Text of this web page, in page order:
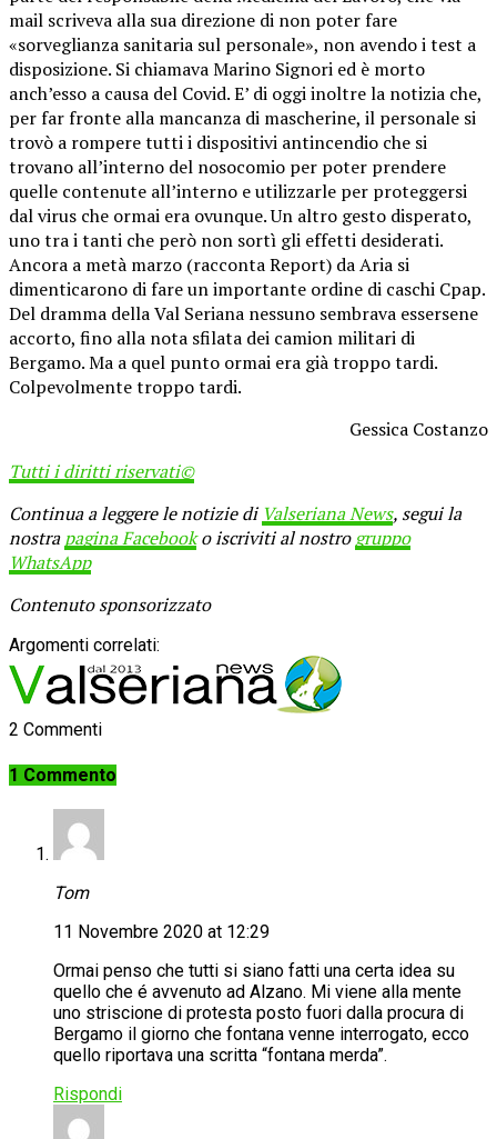
mail scriveva alla sua direzione di non poter fare
«sorveglianza sanitaria sul personale», non avendo i test a
disposizione. Si chiamava Marino Signori ed è morto
anch’esso a causa del Covid. E’ di oggi inoltre la notizia che,
per far fronte alla mancanza di mascherine, il personale si
trovò a rompere tutti i dispositivi antincendio che si
trovano all’interno del nosocomio per poter prendere
quelle contenute all’interno e utilizzarle per proteggersi
dal virus che ormai era ovunque. Un altro gesto disperato,
uno tra i tanti che però non sortì gli effetti desiderati.
Ancora a metà marzo (racconta Report) da Aria si
dimenticarono di fare un importante ordine di caschi Cpap.
Del dramma della Val Seriana nessuno sembrava essersene
accorto, fino alla nota sfilata dei camion militari di
Bergamo. Ma a quel punto ormai era già troppo tardi.
Colpevolmente troppo tardi.
Gessica Costanzo
Tutti i diritti riservati©
Continua a leggere le notizie di Valseriana News, segui la
nostrapagina Facebooko iscriviti al nostrogruppo
WhatsApp
Contenuto sponsorizzato
Argomenti correlati:
2 Commenti
1 Commento
Tom
11 Novembre 2020 at 12:29
Ormai penso che tutti si siano fatti una certa idea su
quello che é avvenuto ad Alzano. Mi viene alla mente
uno striscione di protesta posto fuori dalla procura di
Bergamo il giorno che fontana venne interrogato, ecco
quello riportava una scritta “fontana merda”.
Rispondi